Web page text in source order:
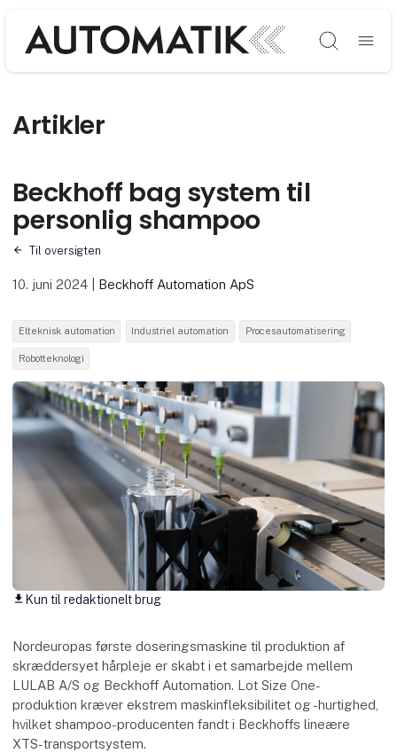
Søg
Artikler
Beckhoff bag system til
personlig shampoo
Til oversigten
10. juni 2024 Beckhoff Automation ApS
Elteknisk automation Industriel automation Procesautomatisering
Robotteknologi
download Kun til redaktionelt brug
Nordeuropas første doseringsmaskine til produktion af
skræddersyet hårpleje er skabt i et samarbejde mellem
LULAB A/S og Beckhoff Automation. Lot Size One-
produktion kræver ekstrem maskinfleksibilitet og -hurtighed,
hvilket shampoo-producenten fandt i Beckhoffs lineære
XTS-transportsystem.